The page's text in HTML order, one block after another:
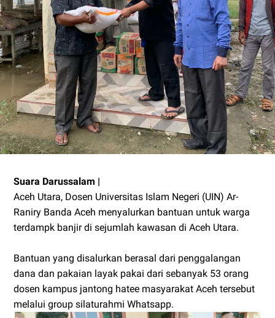
Suara Darussalam |
Aceh Utara, Dosen Universitas Islam Negeri (UIN) Ar-
Raniry Banda Aceh menyalurkan bantuan untuk warga
terdampk banjir di sejumlah kawasan di Aceh Utara.
Bantuan yang disalurkan berasal dari penggalangan
dana dan pakaian layak pakai dari sebanyak 53 orang
dosen kampus jantong hatee masyarakat Aceh tersebut
melalui group silaturahmi Whatsapp.